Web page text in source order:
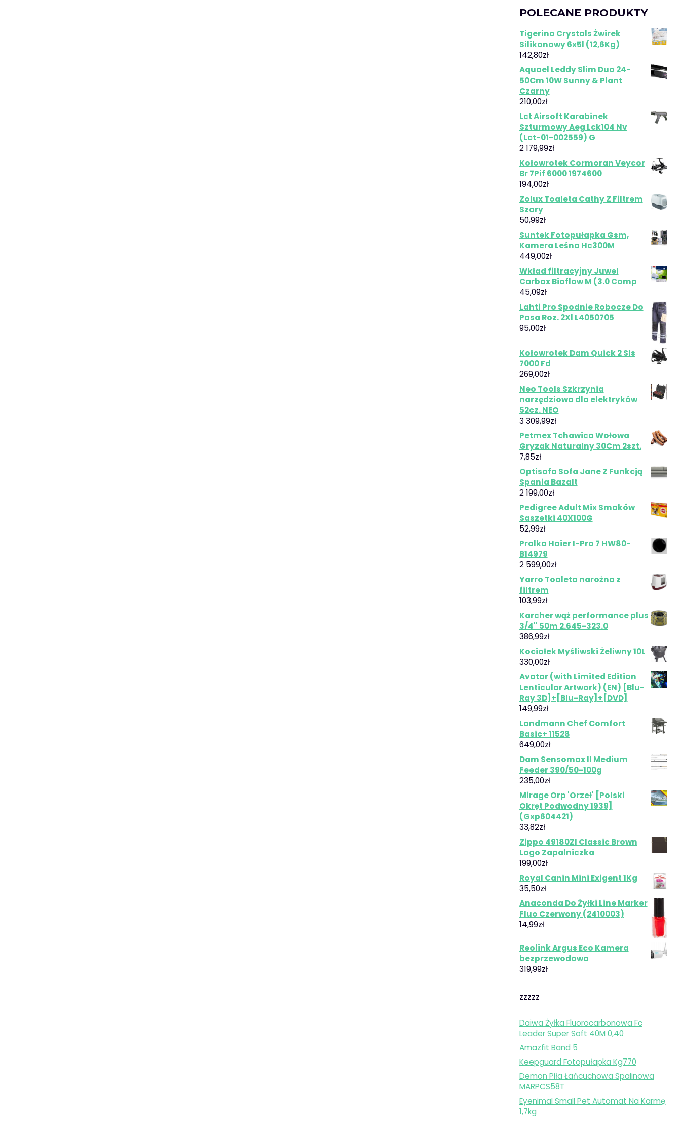
POLECANE PRODUKTY
Tigerino Crystals Żwirek
Silikonowy 6x5l (12,6Kg)
142,80zł
Aquael Leddy Slim Duo 24-
50Cm 10W Sunny & Plant
Czarny
210,00zł
Lct Airsoft Karabinek
Szturmowy Aeg Lck104 Nv
(Lct-01-002559) G
2 179,99zł
Kołowrotek Cormoran Veycor
Br 7Pif 6000 1974600
194,00zł
Zolux Toaleta Cathy Z Filtrem
Szary
50,99zł
Suntek Fotopułapka Gsm,
Kamera Leśna Hc300M
449,00zł
Wkład filtracyjny Juwel
Carbax Bioflow M (3.0 Comp
45,09zł
Lahti Pro Spodnie Robocze Do
Pasa Roz. 2Xl L4050705
95,00zł
Kołowrotek Dam Quick 2 Sls
7000 Fd
269,00zł
Neo Tools Szkrzynia
narzędziowa dla elektryków
52cz. NEO
3 309,99zł
Petmex Tchawica Wołowa
Gryzak Naturalny 30Cm 2szt.
7,85zł
Optisofa Sofa Jane Z Funkcją
Spania Bazalt
2 199,00zł
Pedigree Adult Mix Smaków
Saszetki 40X100G
52,99zł
Pralka Haier I-Pro 7 HW80-
B14979
2 599,00zł
Yarro Toaleta narożna z
filtrem
103,99zł
Karcher wąż performance plus
3/4'' 50m 2.645-323.0
386,99zł
Kociołek Myśliwski Żeliwny 10L
330,00zł
Avatar (with Limited Edition
Lenticular Artwork) (EN) [Blu-
Ray 3D]+[Blu-Ray]+[DVD]
149,99zł
Landmann Chef Comfort
Basic+ 11528
649,00zł
Dam Sensomax II Medium
Feeder 390/50-100g
235,00zł
Mirage Orp 'Orzeł' [Polski
Okręt Podwodny 1939]
(Gxp604421)
33,82zł
Zippo 49180Zl Classic Brown
Logo Zapalniczka
199,00zł
Royal Canin Mini Exigent 1Kg
35,50zł
Anaconda Do Żyłki Line Marker
Fluo Czerwony (2410003)
14,99zł
Reolink Argus Eco Kamera
bezprzewodowa
319,99zł
zzzzz
Daiwa Żyłka Fluorocarbonowa Fc
Leader Super Soft 40M 0,40
Amazfit Band 5
Keepguard Fotopułapka Kg770
Demon Piła Łańcuchowa Spalinowa
MARPCS58T
Eyenimal Small Pet Automat Na Karmę
1,7kg